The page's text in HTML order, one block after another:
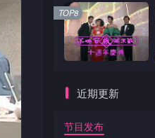
TOP8
近期更新
节目发布